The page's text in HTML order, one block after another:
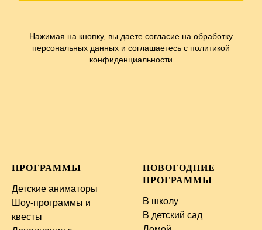
Нажимая на кнопку, вы даете согласие на обработку
персональных данных и соглашаетесь c политикой
конфиденциальности
ПРОГРАММЫ
Детские аниматоры
Шоу-программы и
квесты
НОВОГОДНИЕ
ПРОГРАММЫ
В школу
В детский сад